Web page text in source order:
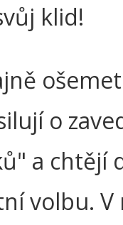
klid!
o
a chtějí
volbu. V